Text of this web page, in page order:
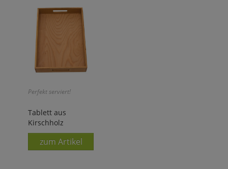
Perfekt serviert!
Tablett aus
Kirschholz
zum Artikel